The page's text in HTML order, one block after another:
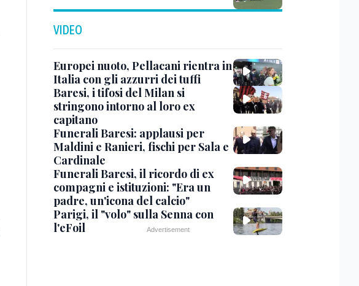
VIDEO
Europei nuoto, Pellacani rientra in
Italia con gli azzurri dei tuffi
Baresi, i tifosi del Milan si
stringono intorno al loro ex
capitano
Funerali Baresi: applausi per
Maldini e Ranieri, fischi per Sala e
Cardinale
Funerali Baresi, il ricordo di ex
compagni e istituzioni: "Era un
padre, un'icona del calcio"
Parigi, il "volo" sulla Senna con
l'eFoil